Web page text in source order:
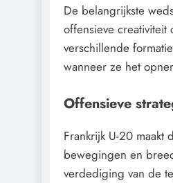
De belangrijkste
offensieve creativiteit
verschillende
wanneer ze het
Offensieve
Frankrijk U-20 maakt
bewegingen en
verdediging van de